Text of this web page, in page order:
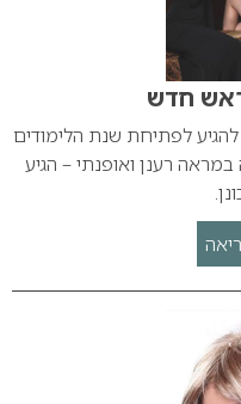
חדש
לפתיחת שנת הלימודים
רענן ואופנתי – הגיע